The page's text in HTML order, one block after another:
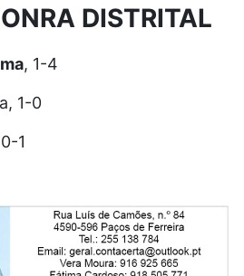
DISTRITAL
, 1-4
1-0
0-1